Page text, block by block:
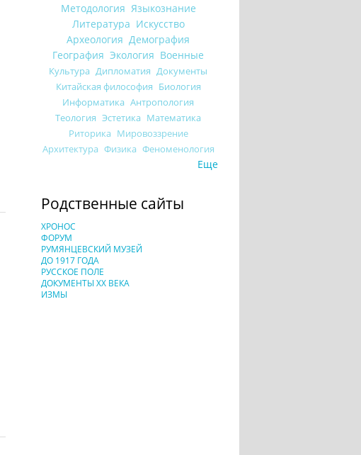
Методология Языкознание
Литература Искусство
Археология Демография
География Экология Военные
Культура Дипломатия Документы
Китайская философия Биология
Информатика Антропология
Теология Эстетика Математика
Риторика Мировоззрение
Архитектура Физика Феноменология
Еще
Родственные сайты
ХРОНОС
ФОРУМ
РУМЯНЦЕВСКИЙ МУЗЕЙ
ДО 1917 ГОДА
РУССКОЕ ПОЛЕ
ДОКУМЕНТЫ XX ВЕКА
ИЗМЫ